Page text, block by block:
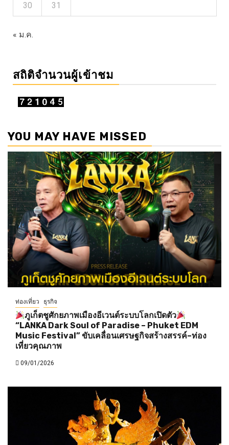
30 31
« ม.ค.
สถิติจำนวนผู้เข้าชม
YOU MAY HAVE MISSED
ท่องเที่ยว ธุรกิจ
ภูเก็ตชูศักยภาพเมืองอีเวนต์ระบบโลกเปิดตัว
“LANKA Dark Soul of Paradise – Phuket EDM
Music Festival” ขับเคลื่อนเศรษฐกิจสร้างสรรค์–ท่อง
เที่ยวคุณภาพ
09/01/2026